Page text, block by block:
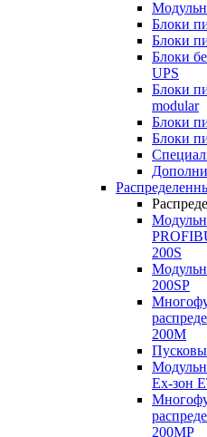
Блоки
Блоки
Блоки
UPS
Блоки
modular
Блоки
Блоки
200S
200SP
200M
Ex-зон
200MP